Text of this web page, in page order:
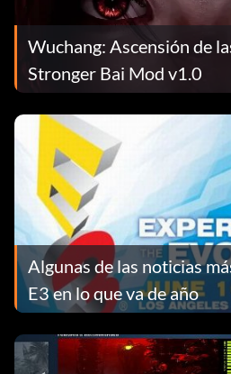
Wuchang: Ascensión de
Stronger Bai Mod v1.0
Algunas de las noticias
E3 en lo que va de año